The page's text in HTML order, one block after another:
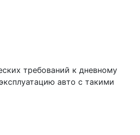
требований к дневному
авто с такими